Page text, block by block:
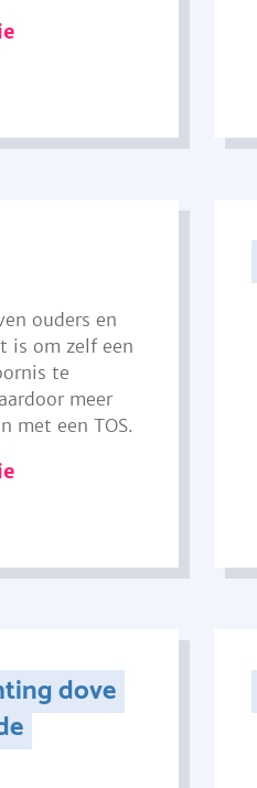
ouders en
is om zelf een
te
meer
met een TOS.
dove